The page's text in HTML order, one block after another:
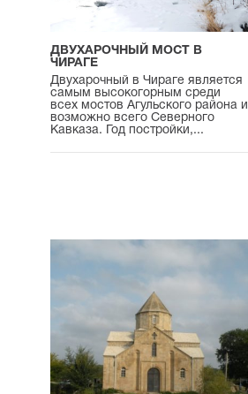
ДВУХАРОЧНЫЙ МОСТ В
ЧИРАГЕ
Двухарочный в Чираге является
самым высокогорным среди
всех мостов Агульского района и
возможно всего Северного
Кавказа. Год постройки,...